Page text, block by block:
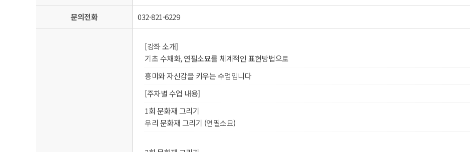
문의전화 032-821-6229
[강좌 소개]
기초 수채화, 연필소묘를 체계적인 표현방법으로
흥미와 자신감을 키우는 수업입니다
[주차별 수업 내용]
1회 문화재 그리기
우리 문화재 그리기 (연필소묘)